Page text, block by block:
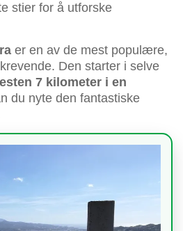
stier for å utforske
er en av de mest populære,
Den starter i selve
7 kilometer i en
du nyte den fantastiske